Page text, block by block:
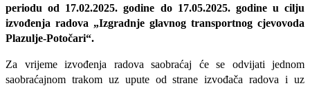
periodu od 17.02.2025. godine do 17.05.2025. godine u cilju
izvođenja radova „Izgradnje glavnog transportnog cjevovoda
Plazulje-Potočari“.
Za vrijeme izvođenja radova saobraćaj će se odvijati jednom
saobraćajnom trakom uz upute od strane izvođača radova i uz